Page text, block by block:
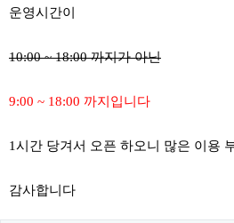
운영시간이
10:00 ~ 18:00 까지가 아닌
9:00 ~ 18:00 까지입니다
1시간 당겨서 오픈 하오니 많은 이용
감사합니다